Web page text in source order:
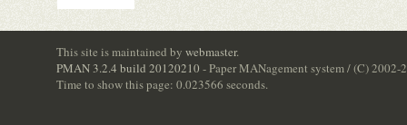
This site is maintained bywebmaster.
PMAN 3.2.4 build 20120210 - Paper MANagement system / (C)
Time to show this page: 0.023566 seconds.